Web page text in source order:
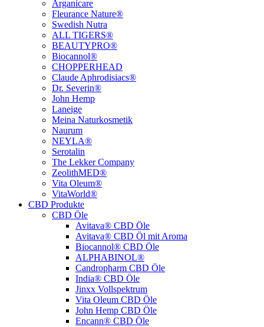
Arganicare
Fleurance Nature®
Swedish Nutra
ALL TIGERS®
BEAUTYPRO®
Biocannol®
CHOPPERHEAD
Claude Aphrodisiacs®
Dr. Severin®
John Hemp
Laneige
Meina Naturkosmetik
Naurum
NEYLA®
Serotalin
The Lekker Company
ZeolithMED®
Vita Oleum®
VitaWorld®
CBD Produkte
CBD Öle
Avitava® CBD Öle
Avitava® CBD Öl mit Aroma
Biocannol® CBD Öle
ALPHABINOL®
Candropharm CBD Öle
India® CBD Öle
Jinxx Vollspektrum
Vita Oleum CBD Öle
John Hemp CBD Öle
Encann® CBD Öle